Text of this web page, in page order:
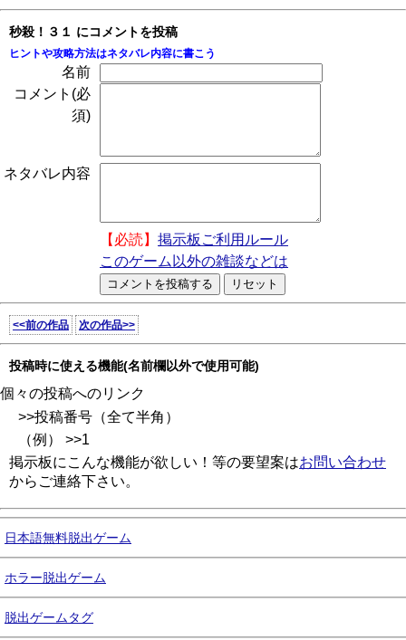
秒殺！３１ にコメントを投稿
ヒントや攻略方法はネタバレ内容に書こう
名前
コメント(必
須)
ネタバレ内容
【必読】 掲示板ご利用ルール
このゲーム以外の雑談などは
<<前の作品 次の作品>>
投稿時に使える機能(名前欄以外で使用可能)
個々の投稿へのリンク
>>投稿番号（全て半角）
（例） >>1
掲示板にこんな機能が欲しい！等の要望案はお問い合わせ
からご連絡下さい。
日本語無料脱出ゲーム
ホラー脱出ゲーム
脱出ゲームタグ